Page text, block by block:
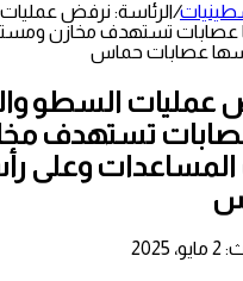
/الرئاسة: نرفض
عصابات تستهدف مخازن
عصابات حماس
عمليات السطو
عصابات تستهدف
وعلى